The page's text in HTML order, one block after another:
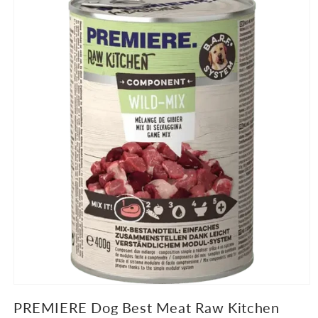
PREMIERE Dog Best Meat Raw Kitchen